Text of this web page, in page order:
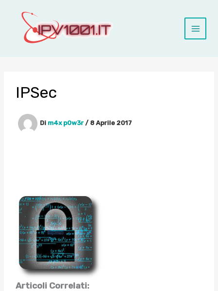
contenuto
IPSec
Di m4x p0w3r / 8 Aprile 2017
Articoli Correlati: